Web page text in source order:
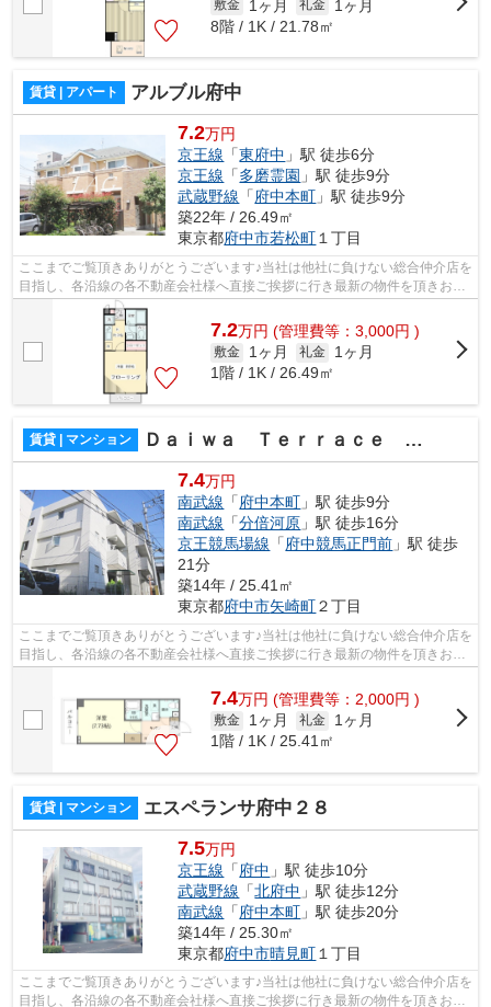
敷金 1ヶ月 礼金
1ヶ月
8階 / 1K / 21.78㎡
賃貸 | アパート アルブル府中
7.2万円
京王線 「東府中 」駅 徒歩6分
京王線 「多磨霊園 」駅 徒歩9分
武蔵野線 「府中本町 」駅 徒歩9分
築22年 / 26.49㎡
東京都府中市若松町 １丁目
ここまでご覧頂きありがとうございます♪当社は他社に負けない総合仲介店を
目指し、各沿線の各不動産会社様へ直接ご挨拶に行き最新の物件を頂きお客
様へ提供しております！最新の情報は...
7.2万円 (管理費等：3,000円 )
敷金 1ヶ月 礼金
1ヶ月
1階 / 1K / 26.49㎡
賃貸 | マンション Ｄａｉｗａ Ｔｅｒｒａｃｅ 府中
7.4万円
南武線 「府中本町 」駅 徒歩9分
南武線 「分倍河原 」駅 徒歩16分
京王競馬場線 「府中競馬正門前 」駅 徒歩
21分
築14年 / 25.41㎡
東京都府中市矢崎町２丁目
ここまでご覧頂きありがとうございます♪当社は他社に負けない総合仲介店を
目指し、各沿線の各不動産会社様へ直接ご挨拶に行き最新の物件を頂きお客
様へ提供しております！最新の情報は...
7.4万円 (管理費等：2,000円 )
敷金 1ヶ月 礼金
1ヶ月
1階 / 1K / 25.41㎡
賃貸 | マンション エスペランサ府中２８
7.5万円
京王線 「府中 」駅 徒歩10分
武蔵野線 「北府中 」駅 徒歩12分
南武線 「府中本町 」駅 徒歩20分
築14年 / 25.30㎡
東京都府中市晴見町 １丁目
ここまでご覧頂きありがとうございます♪当社は他社に負けない総合仲介店を
目指し、各沿線の各不動産会社様へ直接ご挨拶に行き最新の物件を頂きお客